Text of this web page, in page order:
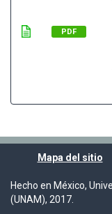
PDF
Mapa del sitio
Hecho en México,
(UNAM), 2017.